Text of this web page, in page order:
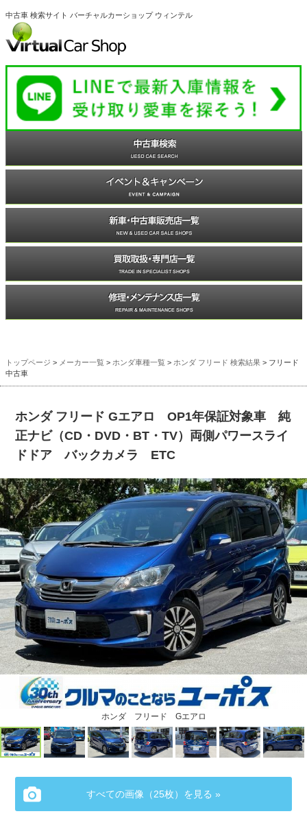
中古車 検索サイト バーチャルカーショップ ウィンテル
トップページ > メーカー一覧 > ホンダ車種一覧 > ホンダ フリード 検索結果 > フリード
中古車
ホンダ フリード Gエアロ OP1年保証対象車 純
正ナビ（CD・DVD・BT・TV）両側パワースライ
ドドア バックカメラ ETC
ホンダ フリード Gエアロ
すべての画像（25枚）を見る »